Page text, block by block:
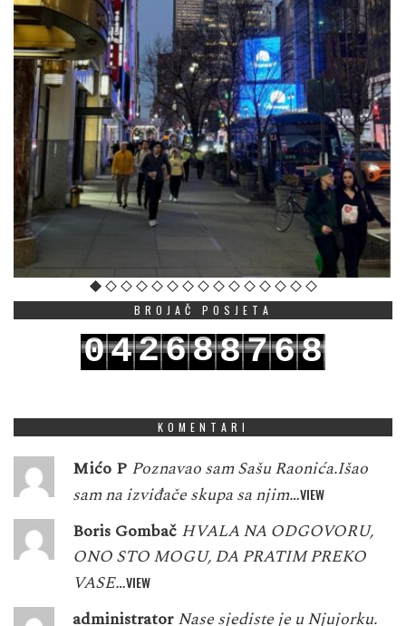
BROJAČ POSJETA
042688768
KOMENTARI
Mićo P Poznavao sam Sašu Raonića.Išao
sam na izviđače skupa sa njim…VIEW
Boris Gombač HVALA NA ODGOVORU,
ONO STO MOGU, DA PRATIM PREKO
VASE…VIEW
administrator Nase sjediste je u Njujorku.